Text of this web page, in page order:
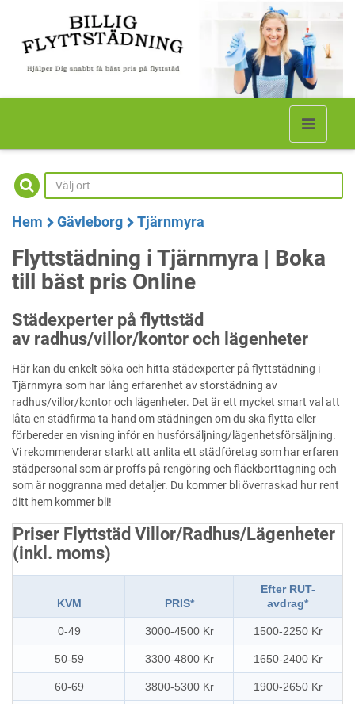
Hem Gävleborg Tjärnmyra
Flyttstädning i Tjärnmyra | Boka
till bäst pris Online
Städexperter på flyttstäd
av radhus/villor/kontor och lägenheter
Här kan du enkelt söka och hitta städexperter på flyttstädning i
Tjärnmyra som har lång erfarenhet av storstädning av
radhus/villor/kontor och lägenheter. Det är ett mycket smart val att
låta en städfirma ta hand om städningen om du ska flytta eller
förbereder en visning inför en husförsäljning/lägenhetsförsäljning.
Vi rekommenderar starkt att anlita ett städföretag som har erfaren
städpersonal som är proffs på rengöring och fläckborttagning och
som är noggranna med detaljer. Du kommer bli överraskad hur rent
ditt hem kommer bli!
Priser Flyttstäd Villor/Radhus/Lägenheter
(inkl. moms)
KVM PRIS*
Efter RUT-
avdrag*
0-49 3000-4500 Kr 1500-2250 Kr
50-59 3300-4800 Kr 1650-2400 Kr
60-69 3800-5300 Kr 1900-2650 Kr